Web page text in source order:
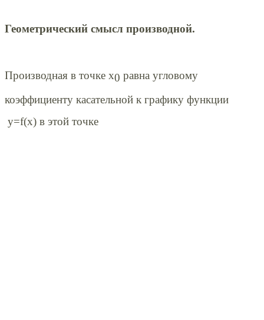
Геометрический смысл производной.
Производная в точке x0 равна угловому
коэффициенту касательной к графику функции
y=f(x) в этой точке